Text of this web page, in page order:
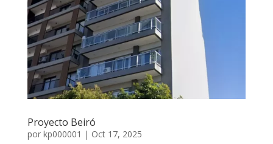
Proyecto Beiró
por kp000001 | Oct 17, 2025